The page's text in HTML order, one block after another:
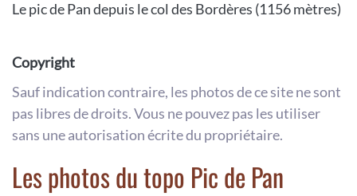
Le pic de Pan depuis le col des Bordères (1156 mètres)
Copyright
Sauf indication contraire, les photos de ce site ne sont
pas libres de droits. Vous ne pouvez pas les utiliser
sans une autorisation écrite du propriétaire.
Les photos du topo Pic de Pan